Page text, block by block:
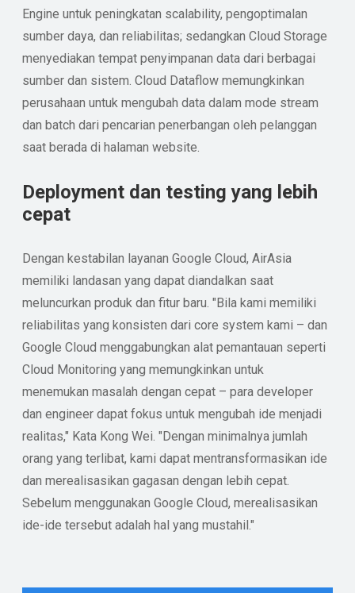
Engine untuk peningkatan scalability, pengoptimalan
sumber daya, dan reliabilitas; sedangkan Cloud Storage
menyediakan tempat penyimpanan data dari berbagai
sumber dan sistem. Cloud Dataflow memungkinkan
perusahaan untuk mengubah data dalam mode stream
dan batch dari pencarian penerbangan oleh pelanggan
saat berada di halaman website.
Deployment dan testing yang lebih
cepat
Dengan kestabilan layanan Google Cloud, AirAsia
memiliki landasan yang dapat diandalkan saat
meluncurkan produk dan fitur baru. "Bila kami memiliki
reliabilitas yang konsisten dari core system kami – dan
Google Cloud menggabungkan alat pemantauan seperti
Cloud Monitoring yang memungkinkan untuk
menemukan masalah dengan cepat – para developer
dan engineer dapat fokus untuk mengubah ide menjadi
realitas," Kata Kong Wei. "Dengan minimalnya jumlah
orang yang terlibat, kami dapat mentransformasikan ide
dan merealisasikan gagasan dengan lebih cepat.
Sebelum menggunakan Google Cloud, merealisasikan
ide-ide tersebut adalah hal yang mustahil."